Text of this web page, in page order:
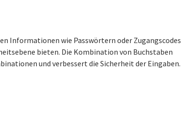
Informationen wie Passwörtern oder Zugangscodes
bieten. Die Kombination von Buchstaben
und verbessert die Sicherheit der Eingaben.